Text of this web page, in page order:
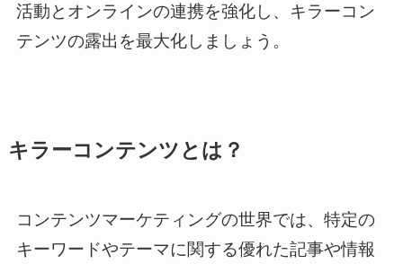
活動とオンラインの連携を強化し、キラーコン
テンツの露出を最大化しましょう。
キラーコンテンツとは？
コンテンツマーケティングの世界では、特定の
キーワードやテーマに関する優れた記事や情報